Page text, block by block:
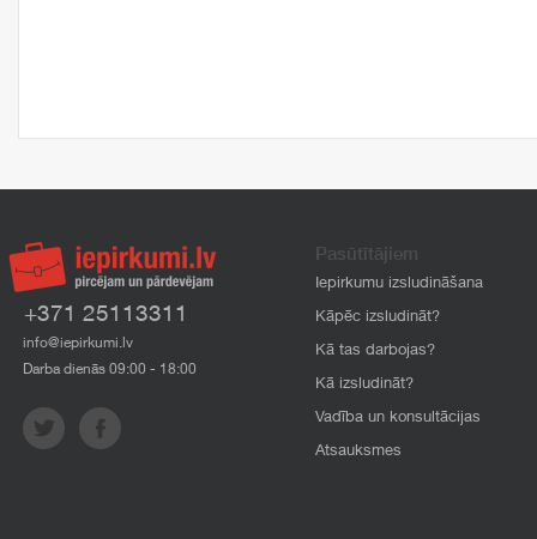
+371 25113311
info@iepirkumi.lv
Darba dienās 09:00 - 18:00
Pasūtītājiem
Iepirkumu izsludināšana
Kāpēc izsludināt?
Kā tas darbojas?
Kā izsludināt?
Vadība un konsultācijas
Atsauksmes